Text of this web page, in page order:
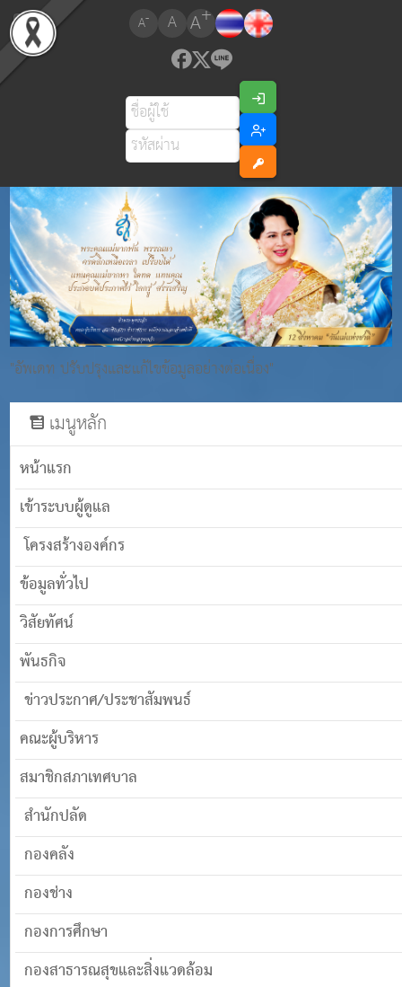
A- A A+
"อัพเดท ปรับปรุงและแก้ไขข้อมูลอย่างต่อเนื่อง"
เมนูหลัก
หน้าแรก
เข้าระบบผู้ดูแล
โครงสร้างองค์กร
ข้อมูลทั่วไป
วิสัยทัศน์
พันธกิจ
ข่าวประกาศ/ประชาสัมพนธ์
คณะผู้บริหาร
สมาชิกสภาเทศบาล
สำนักปลัด
กองคลัง
กองช่าง
กองการศึกษา
กองสาธารณสุขและสิ่งแวดล้อม